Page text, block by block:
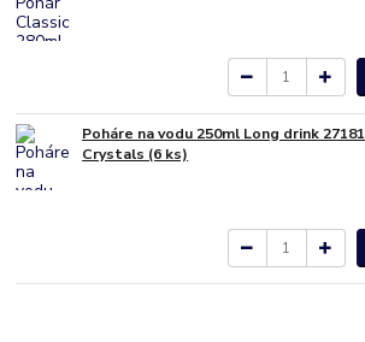
Poháre na vodu 250ml Long drink 27181
Crystals (6 ks)